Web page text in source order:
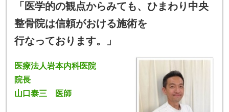
「医学的の観点からみても、ひまわり中央
整骨院は信頼がおける施術を
行なっております。」
医療法人岩本内科医院
院長
山口泰三 医師